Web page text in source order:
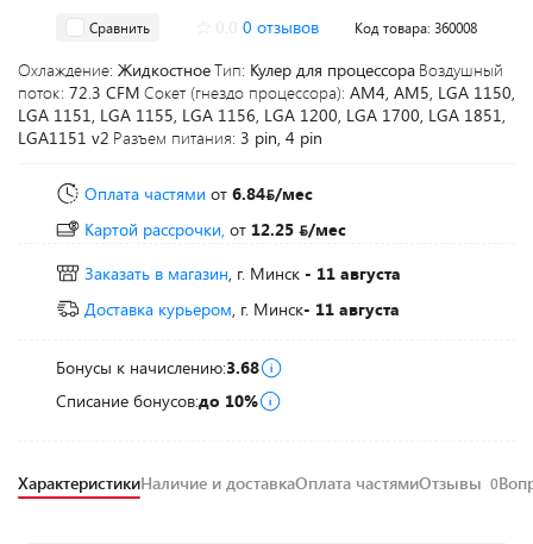
Сравнить 0 отзывов Код товара: 360008
Охлаждение: ЖидкостноеТип: Кулер для процессора Воздушный
поток: 72.3 CFM Сокет (гнездо процессора): AM4, AM5, LGA 1150,
LGA 1151, LGA 1155, LGA 1156, LGA 1200, LGA 1700, LGA 1851,
LGA1151 v2 Разъем питания: 3 pin, 4 pin
Оплата частями от 6.84 /мес
Картой рассрочки, от 12.25
/мес
Заказать в магазин, г. Минск - 11 августа
Доставка курьером, г. Минск- 11 августа
Бонусы к начислению:3.68
Списание бонусов:до 10%
ХарактеристикиНаличие и доставкаОплата частямиОтзывы 0